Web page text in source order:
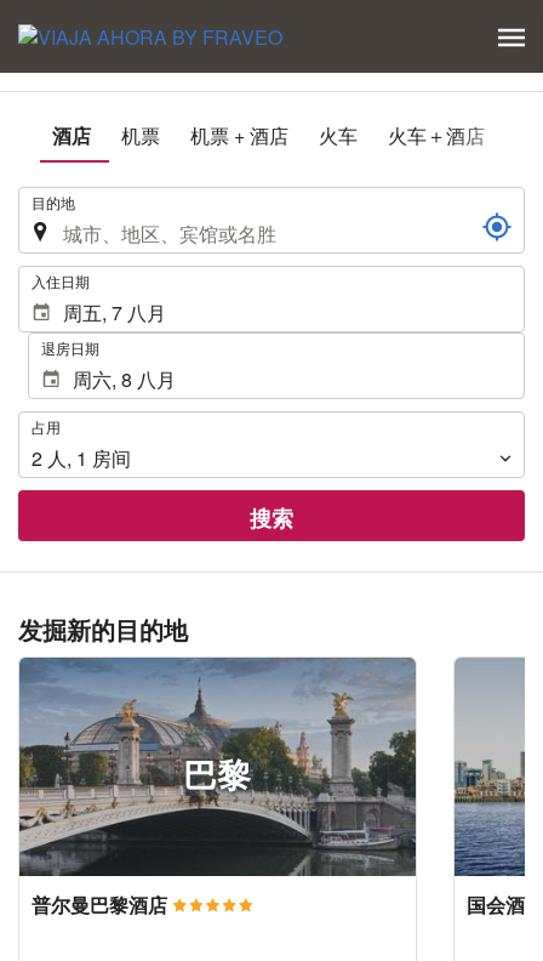
酒店 机票 机票 + 酒店 火车 火车＋酒店
. 目的地
. 入住日期
退房日期
占
用
占用
2 人 , 1 房间
搜索
发掘新的目的地
巴黎
普尔曼巴黎酒店 国会酒